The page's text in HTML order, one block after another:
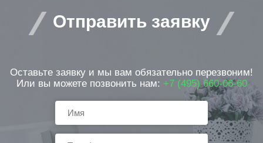
Отправить заявку
Оставьте заявку и мы вам обязательно перезвоним!
Или вы можете позвонить нам: +7 (495) 660-06-60